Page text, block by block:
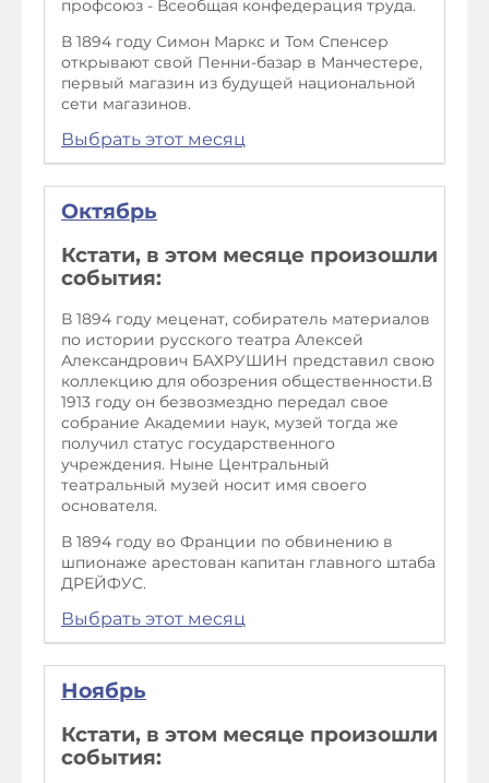
профсоюз - Всеобщая конфедерация труда.
В 1894 году Симон Маркс и Том Спенсер
открывают свой Пенни-базар в Манчестере,
первый магазин из будущей национальной
сети магазинов.
Выбрать этот месяц
Октябрь
Кстати, в этом месяце произошли
события:
В 1894 году меценат, собиратель материалов
по истории русского театра Алексей
Александрович БАХРУШИН представил свою
коллекцию для обозрения общественности.В
1913 году он безвозмездно передал свое
собрание Академии наук, музей тогда же
получил статус государственного
учреждения. Ныне Центральный
театральный музей носит имя своего
основателя.
В 1894 году во Франции по обвинению в
шпионаже арестован капитан главного штаба
ДРЕЙФУС.
Выбрать этот месяц
Ноябрь
Кстати, в этом месяце произошли
события: